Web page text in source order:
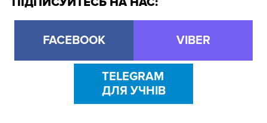
FACEBOOK VIBER
TELEGRAM
ДЛЯ УЧНІВ